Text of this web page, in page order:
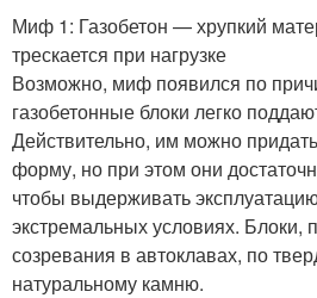
Миф 1: Газобетон — хрупкий
трескается при нагрузке
Возможно, миф появился по
газобетонные блоки легко
Действительно, им можно
форму, но при этом они
чтобы выдерживать
экстремальных условиях.
созревания в автоклавах, по
натуральному камню.